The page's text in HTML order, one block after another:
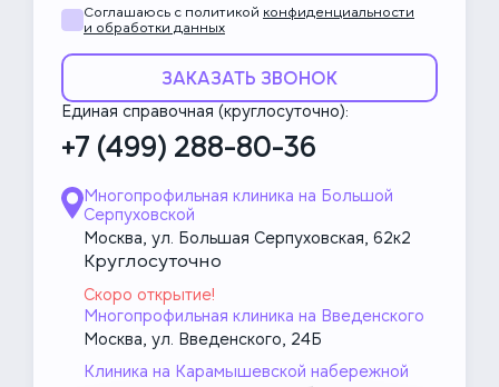
Соглашаюсь с политикой конфиденциальности
и обработки данных
ЗАКАЗАТЬ ЗВОНОК
Единая справочная (круглосуточно):
+7 (499) 288-80-36
Многопрофильная клиника на Большой
Серпуховской
Москва, ул. Большая Серпуховская, 62к2
Круглосуточно
Скоро открытие!
Многопрофильная клиника на Введенского
Москва, ул. Введенского, 24Б
Клиника на Карамышевской набережной